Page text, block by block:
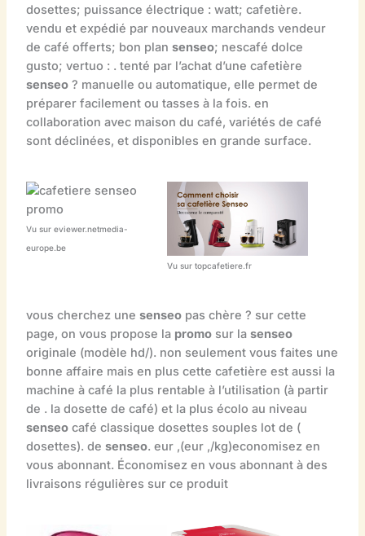
dosettes; puissance électrique : watt; cafetière.
vendu et expédié par nouveaux marchands vendeur
de café offerts; bon plan senseo; nescafé dolce
gusto; vertuo : . tenté par l’achat d’une cafetière
senseo? manuelle ou automatique, elle permet de
préparer facilement ou tasses à la fois. en
collaboration avec maison du café, variétés de café
sont déclinées, et disponibles en grande surface.
Vu sur eviewer.netmedia-
europe.be
Vu sur topcafetiere.fr
vous cherchez une senseopas chère ? sur cette
page, on vous propose la promosur la senseo
originale (modèle hd/). non seulement vous faites une
bonne affaire mais en plus cette cafetière est aussi la
machine à café la plus rentable à l’utilisation (à partir
de . la dosette de café) et la plus écolo au niveau
senseocafé classique dosettes souples lot de (
dosettes). de senseo. eur ,(eur ,/kg)economisez en
vous abonnant. Économisez en vous abonnant à des
livraisons régulières sur ce produit